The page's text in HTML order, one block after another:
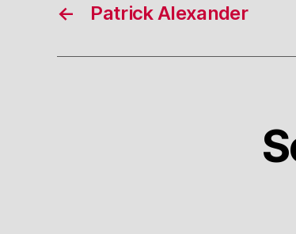
← Patrick Alexander